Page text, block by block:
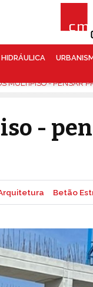
HIDRÁULICA
MULTIPISO - PENSAR
-
Betão